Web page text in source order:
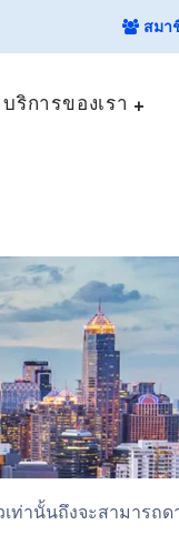
สมา
บริการของเรา
ท่านั้นถึงจะสามารถ